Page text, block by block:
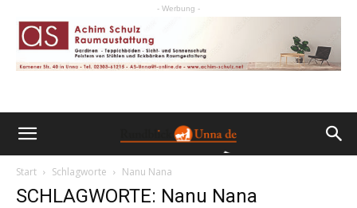
- Werbung -
Start Schlagworte Nanu Nana
SCHLAGWORTE: Nanu Nana